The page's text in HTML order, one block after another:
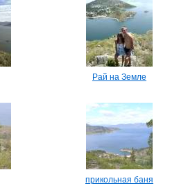
Рай на Земле
прикольная баня